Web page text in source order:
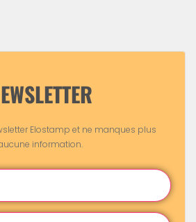
Elostamp et ne manques plus
information.